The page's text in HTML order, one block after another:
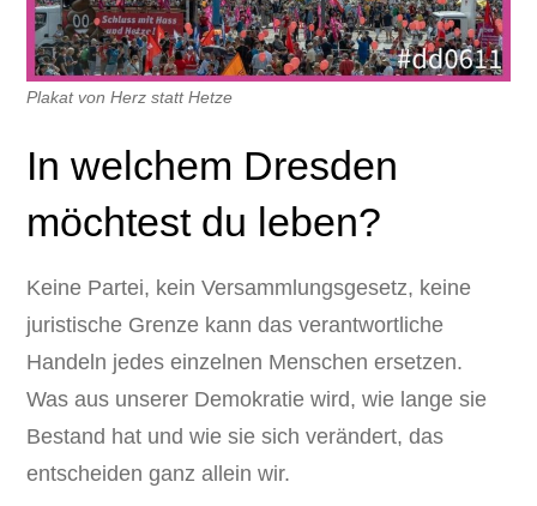
Plakat von Herz statt Hetze
In welchem Dresden
möchtest du leben?
Keine Partei, kein Versammlungsgesetz, keine
juristische Grenze kann das verantwortliche
Handeln jedes einzelnen Menschen ersetzen.
Was aus unserer Demokratie wird, wie lange sie
Bestand hat und wie sie sich verändert, das
entscheiden ganz allein wir.